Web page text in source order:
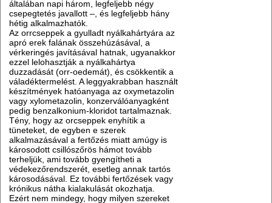
általában napi három, legfeljebb négy
csepegtetés javallott –, és legfeljebb hány
hétig alkalmazhatók.
Az orrcseppek a gyulladt nyálkahártyára az
apró erek falának összehúzásával, a
vérkeringés javításával hatnak, ugyanakkor
ezzel lelohasztják a nyálkahártya
duzzadását (orr-oedemát), és csökkentik a
váladéktermelést. A leggyakrabban használt
készítmények hatóanyaga az oxymetazolin
vagy xylometazolin, konzerválóanyagként
pedig benzalkonium-kloridot tartalmaznak.
Tény, hogy az orcseppek enyhítik a
tüneteket, de egyben e szerek
alkalmazásával a fertőzés miatt amúgy is
károsodott csillószőrös hámot tovább
terheljük, ami tovább gyengítheti a
védekezőrendszerét, esetleg annak tartós
károsodásával. Ez további fertőzések vagy
krónikus nátha kialakulását okozhatja.
Ezért nem mindegy, hogy milyen szereket